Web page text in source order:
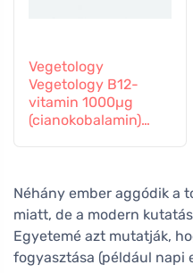
Vegetology
Vegetology B12-
vitamin 1000µg
(cianokobalamin)
Néhány ember aggódik a
miatt, de a modern
Egyetemé azt mutatják,
fogyasztása (például napi